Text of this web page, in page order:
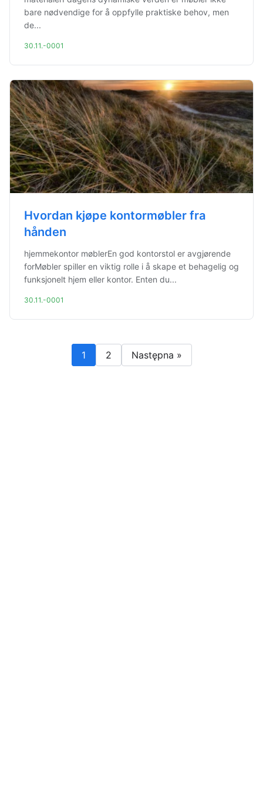
bare nødvendige for å oppfylle praktiske behov, men
de...
30.11.-0001
Hvordan kjøpe kontormøbler fra
hånden
hjemmekontor møblerEn god kontorstol er avgjørende
forMøbler spiller en viktig rolle i å skape et behagelig og
funksjonelt hjem eller kontor. Enten du...
30.11.-0001
1 2 Następna »